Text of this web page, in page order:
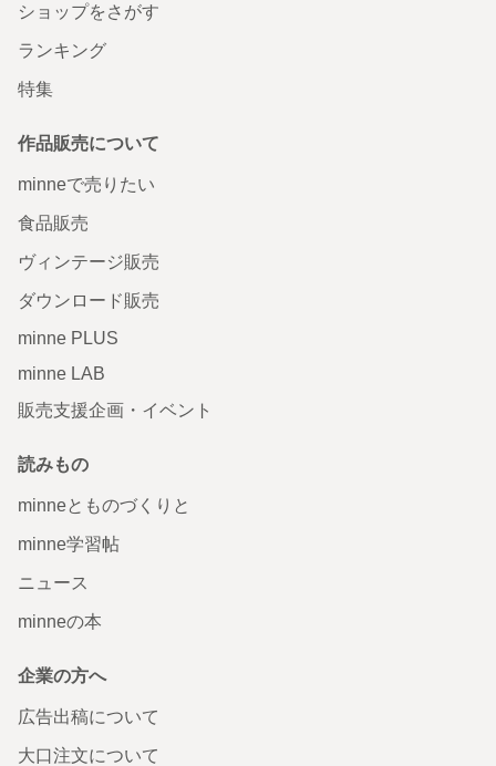
ショップをさがす
ランキング
特集
作品販売について
minneで売りたい
食品販売
ヴィンテージ販売
ダウンロード販売
minne PLUS
minne LAB
販売支援企画・イベント
読みもの
minneとものづくりと
minne学習帖
ニュース
minneの本
企業の方へ
広告出稿について
大口注文について